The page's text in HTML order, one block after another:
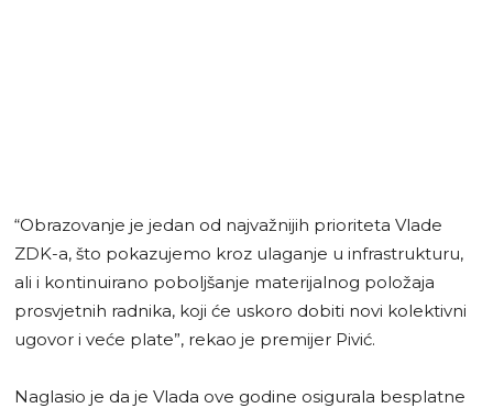
“Obrazovanje je jedan od najvažnijih prioriteta Vlade
ZDK-a, što pokazujemo kroz ulaganje u infrastrukturu,
ali i kontinuirano poboljšanje materijalnog položaja
prosvjetnih radnika, koji će uskoro dobiti novi kolektivni
ugovor i veće plate”, rekao je premijer Pivić.
Naglasio je da je Vlada ove godine osigurala besplatne